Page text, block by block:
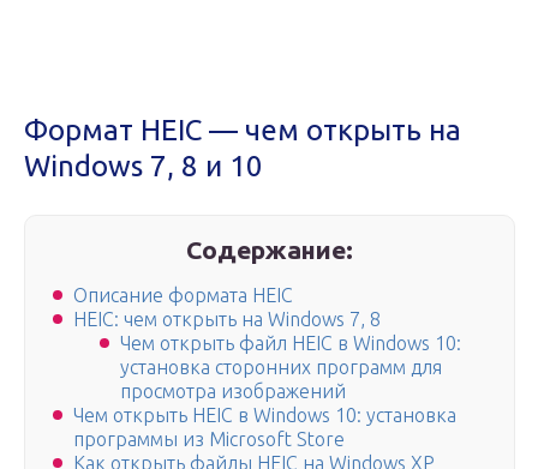
Формат HEIC — чем открыть на
Windows 7, 8 и 10
Содержание:
Описание формата HEIC
HEIC: чем открыть на Windows 7, 8
Чем открыть файл HEIC в Windows 10:
установка сторонних программ для
просмотра изображений
Чем открыть HEIC в Windows 10: установка
программы из Microsoft Store
Как открыть файлы HEIC на Windows XP